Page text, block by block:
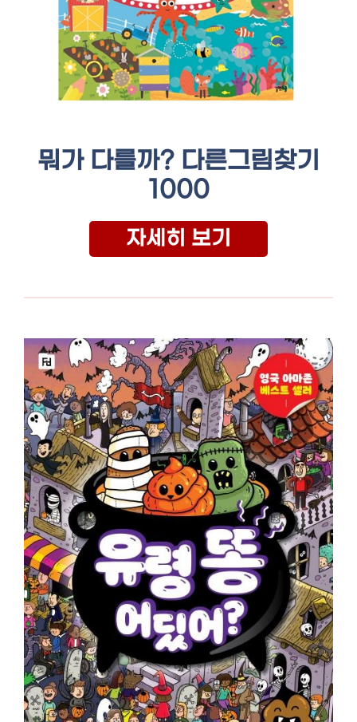
뭐가 다를까? 다른그림찾기
1000
자세히 보기